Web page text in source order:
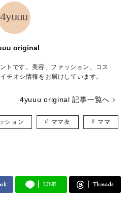
original
トです。美容、ファッション、コス
チオシ情報をお届けしています。
4yuuu original 記事一覧へ
ション ママ友 ママ
LINE Threads